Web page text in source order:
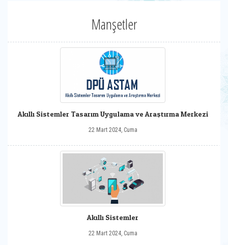
Manşetler
Akıllı Sistemler Tasarım Uygulama ve Araştırma Merkezi
22 Mart 2024, Cuma
Akıllı Sistemler
22 Mart 2024, Cuma